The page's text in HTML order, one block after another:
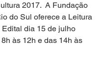
2017.  A Fundação
do Sul oferece a Leitura
dia 15 de julho
às 12h e das 14h às